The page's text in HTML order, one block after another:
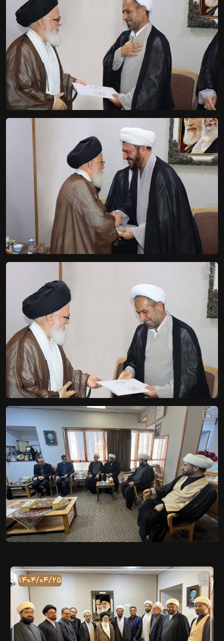
۱۴۰۴/۰۴/۲۵